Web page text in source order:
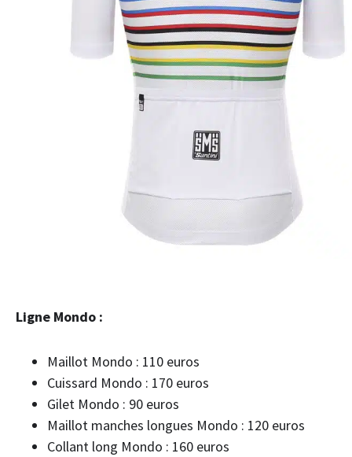
Ligne Mondo :
Maillot Mondo : 110 euros
Cuissard Mondo : 170 euros
Gilet Mondo : 90 euros
Maillot manches longues Mondo : 120 euros
Collant long Mondo : 160 euros